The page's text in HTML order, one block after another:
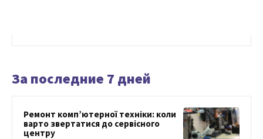
За последние 7 дней
Ремонт комп’ютерної техніки: коли
варто звертатися до сервісного
центру